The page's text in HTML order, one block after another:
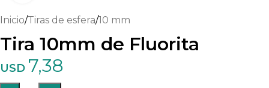
Inicio/Tiras de esfera/10 mm
Tira 10mm de Fluorita
USD 7,38